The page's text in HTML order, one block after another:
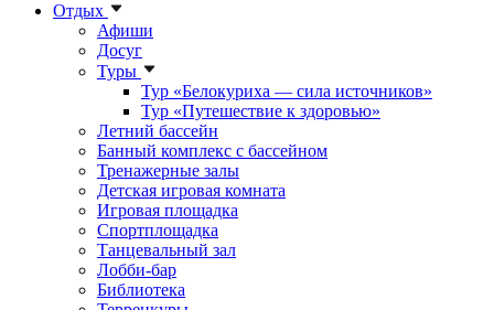
Отдых
Афиши
Досуг
Туры
Тур «Белокуриха — сила источников»
Тур «Путешествие к здоровью»
Летний бассейн
Банный комплекс с бассейном
Тренажерные залы
Детская игровая комната
Игровая площадка
Спортплощадка
Танцевальный зал
Лобби-бар
Библиотека